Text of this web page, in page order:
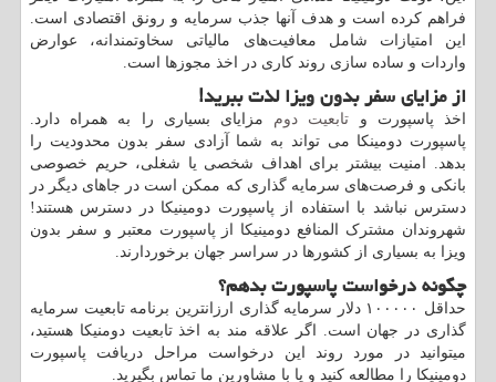
فراهم کرده است و هدف آنها جذب سرمایه و رونق اقتصادی است.
این امتیازات شامل معافیت‌های مالیاتی سخاوتمندانه، عوارض
واردات و ساده سازی روند کاری در اخذ مجوزها است.
از مزایای سفر بدون ویزا لذت ببرید!
اخذ پاسپورت و تابعیت دوم مزایای بسیاری را به همراه دارد.
پاسپورت دومینکا می تواند به شما آزادی سفر بدون محدودیت را
بدهد. امنیت بیشتر برای اهداف شخصی یا شغلی، حریم خصوصی
بانکی و فرصت‌های سرمایه گذاری که ممکن است در جاهای دیگر در
دسترس نباشد با استفاده از پاسپورت دومینیکا در دسترس هستند!
شهروندان مشترک المنافع دومینیکا از پاسپورت معتبر و سفر بدون
ویزا به بسیاری از کشورها در سراسر جهان برخوردارند.
چگونه درخواست پاسپورت بدهم؟
حداقل ۱۰۰۰۰۰ دلار سرمایه گذاری ارزانترین برنامه تابعیت سرمایه
گذاری در جهان است. اگر علاقه مند به اخذ تابعیت دومنیکا هستید،
میتوانید در مورد روند این درخواست مراحل دریافت پاسپورت
دومینیکا را مطالعه کنید و یا با مشاورین ما تماس بگیرید.